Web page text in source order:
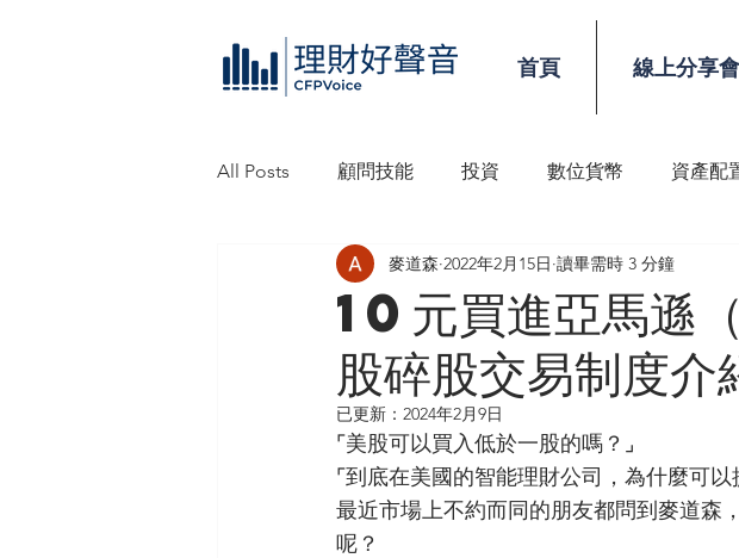
首頁 線上分享會
All Posts 顧問技能 投資 數位貨幣 資產配
理財好聲音工作坊 信託 稅務 顧問技能
10元買進亞馬
股碎股交易制度介
麥道森 2022年2月15日 讀畢需時 3 分鐘
已更新： 2024年2月9日
⌜美股可以買入低於一股的嗎？⌟
⌜到底在美國的智能理財公司，為什麼可
最近市場上不約而同的朋友都問到麥道森
呢？